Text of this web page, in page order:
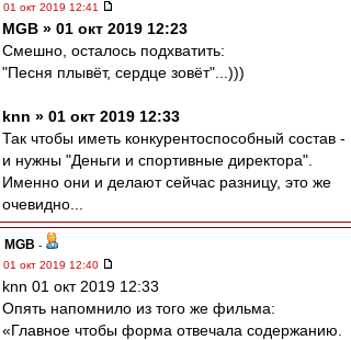
01 окт 2019 12:41
MGB » 01 окт 2019 12:23
Смешно, осталось подхватить:
"Песня плывёт, сердце зовёт"...)))
knn » 01 окт 2019 12:33
Так чтобы иметь конкурентоспособный состав -
и нужны "Деньги и спортивные директора".
Именно они и делают сейчас разницу, это же
очевидно...
MGB -
01 окт 2019 12:40
knn 01 окт 2019 12:33
Опять напомнило из того же фильма:
«Главное чтобы форма отвечала содержанию.